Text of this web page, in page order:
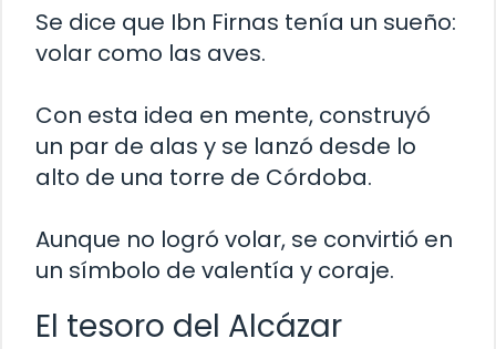
Se dice que Ibn Firnas tenía un sueño:
volar como las aves.
Con esta idea en mente, construyó
un par de alas y se lanzó desde lo
alto de una torre de Córdoba.
Aunque no logró volar, se convirtió en
un símbolo de valentía y coraje.
El tesoro del Alcázar